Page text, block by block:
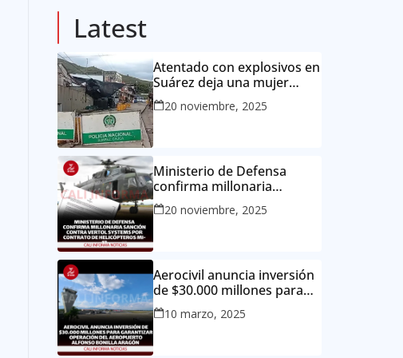
Latest
Atentado con explosivos en
Suárez deja una mujer
muerta y dos niños heridos
20 noviembre, 2025
Ministerio de Defensa
confirma millonaria
sanción contra Vertol
Systems por contrato de
20 noviembre, 2025
Aerocivil anuncia inversión
de $30.000 millones para
garantizar operación del
aeropuerto Alfonso Bonilla
10 marzo, 2025